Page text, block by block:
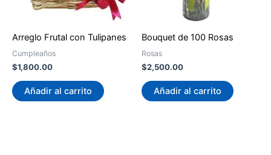
Arreglo Frutal con Tulipanes
Cumpleaños
$1,800.00
Añadir al carrito
Bouquet de 100 Rosas
Rosas
$2,500.00
Añadir al carrito